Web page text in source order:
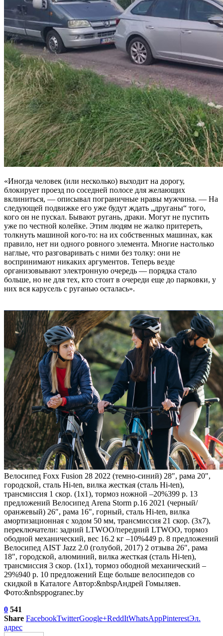
«Иногда человек (или несколько) выходит на дорогу,
блокирует проезд по соседней полосе для желающих
вклиниться, — описывал пограничные нравы мужчина. — На
следующей подвижке его уже будут ждать „друганы“ того,
кого он не пускал. Бывают ругань, драки. Могут не пустить
уже по честной колейке. Этим людям не жалко притереть,
толкнуть машиной кого-то: на их собственных машинах, как
правило, нет ни одного ровного элемента. Многие настолько
наглые, что разговаривать с ними без толку: они не
воспринимают никаких аргументов. Теперь везде
организовывают электронную очередь — порядка стало
больше, но не для тех, кто стоит в очереди еще до парковки, у
них вся карусель с руганью осталась».
Велосипед Foxx Fusion 28 2022 (темно-синий) 28″, рама 20",
городской, сталь Hi-ten, вилка жесткая (сталь Hi-ten),
трансмиссия 1 скор. (1х1), тормоз ножной –20%399 р. 13
предложений Велосипед Arena Storm р.16 2021 (черный/
оранжевый) 26″, рама 16", горный, сталь Hi-ten, вилка
амортизационная с ходом 50 мм, трансмиссия 21 скор. (3х7),
переключатели: задний LTWOO/передний LTWOO, тормоз
ободной механический, вес 16.2 кг –10%449 р. 8 предложений
Велосипед AIST Jazz 2.0 (голубой, 2017) 2 отзыва 26″, рама
18", городской, алюминий, вилка жесткая (сталь Hi-ten),
трансмиссия 3 скор. (1х1), тормоз ободной механический –
29%940 р. 10 предложений Еще больше велосипедов со
скидкой в Каталоге Автор:&nbspАндрей Гомыляев.
Фото:&nbsppogranec.by
0 541
Share FacebookTwitterGoogle+ReddItWhatsAppPinterestЭл.
адрес